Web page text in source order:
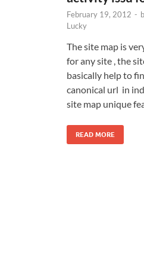
February 19, 2012 -
Lucky
The site map is
for any site , the
basically help to
canonical url in
site map unique
READ MORE